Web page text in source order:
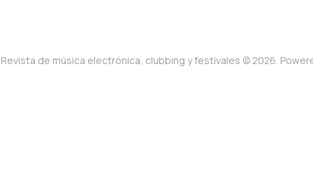
de música electrónica, clubbing y festivales © 2026.